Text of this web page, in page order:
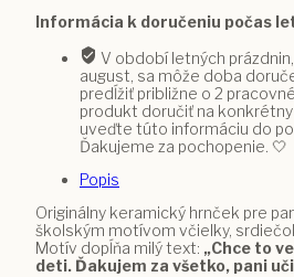
včielkou
vlastným
menom
Informácia k doručeniu počas
V období letných
august, sa môže doba
predĺžiť približne o 2
produkt doručiť na
uveďte túto informáciu do
Ďakujeme za pochopenie. 🤍
Popis
Originálny keramický hrnček pre
školským motívom včielky,
Motív dopĺňa milý text: „Chce to
deti. Ďakujem za všetko, pani